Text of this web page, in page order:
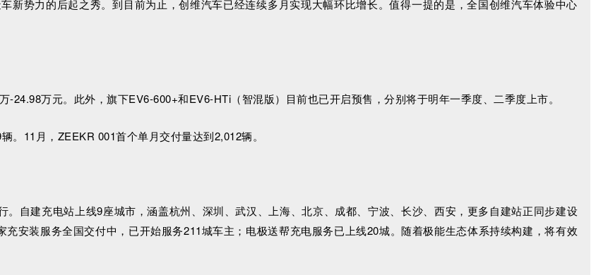
新势力的后起之秀。到目前为止，创维汽车已经连续多月实现大幅环比增长。值得一提的是，全国创维汽车体验中心
24.98万元。此外，旗下EV6-600+和EV6-HTi（智混版）目前也已开启预售，分别将于明年一季度、二季度上市。
。11月，ZEEKR 001首个单月交付量达到2,012辆。
自建充电站上线9座城市，涵盖杭州、深圳、武汉、上海、北京、成都、宁波、长沙、西安，更多自建站正同步建设
安装服务全国交付中，已开始服务211城车主；电极送帮充电服务已上线20城。随着极能生态体系持续构建，将有效